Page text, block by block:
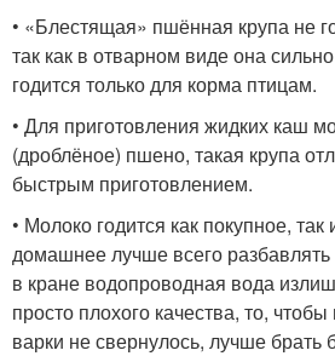
• «Блестящая» пшённая крупа не
так как в отварном виде она
годится только для корма птицам.
• Для приготовления жидких каш
(дроблёное) пшено, такая крупа
быстрым приготовлением.
• Молоко годится как покупное,
домашнее лучше всего
в кране водопроводная вода
просто плохого качества, то,
варки не свернулось, лучше брать